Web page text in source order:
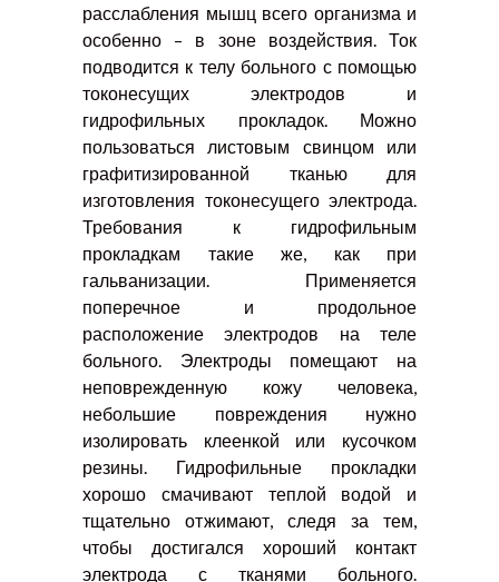
расслабления мышц всего организма и
особенно – в зоне воздействия. Ток
подводится к телу больного с помощью
токонесущих электродов и
гидрофильных прокладок. Можно
пользоваться листовым свинцом или
графитизированной тканью для
изготовления токонесущего электрода.
Требования к гидрофильным
прокладкам такие же, как при
гальванизации. Применяется
поперечное и продольное
расположение электродов на теле
больного. Электроды помещают на
неповрежденную кожу человека,
небольшие повреждения нужно
изолировать клеенкой или кусочком
резины. Гидрофильные прокладки
хорошо смачивают теплой водой и
тщательно отжимают, следя за тем,
чтобы достигался хороший контакт
электрода с тканями больного.